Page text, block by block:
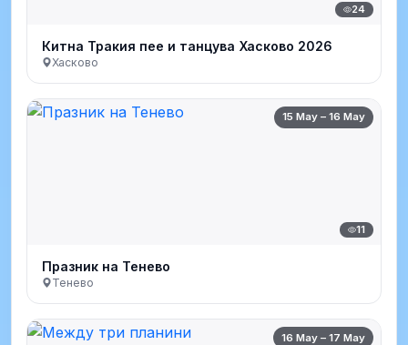
24
Китна Тракия пее и танцува Хасково 2026
Хасково
15 May – 16 May
11
Празник на Тенево
Тенево
16 May – 17 May